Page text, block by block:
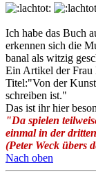
Ich habe das Buch
erkennen sich die
banal als witzig
Ein Artikel der
Titel:"Von der
schreiben ist."
Das ist ihr hier
"Da spielen
einmal in der
(Peter Weck übers
Nach oben